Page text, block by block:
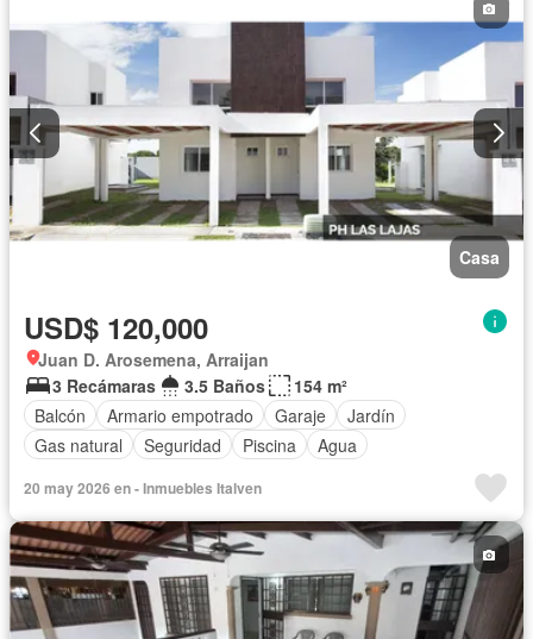
Casa
USD$ 120,000
Juan D. Arosemena, Arraijan
3 Recámaras
3.5 Baños
154 m²
Balcón
Armario empotrado Garaje
Jardín
Gas natural
Seguridad Piscina Agua
20 may 2026 en - Inmuebles Italven